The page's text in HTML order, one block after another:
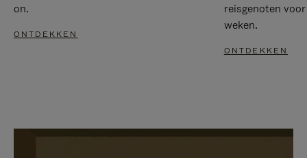
on.
ONTDEKKEN
reisgenoten
weken.
ONTDEKKEN